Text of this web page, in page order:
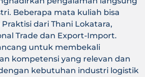
Beberapa mata kuliah bisa
dari Thani Lokatara,
Trade dan Export-Import.
untuk membekali
kompetensi yang relevan dan
kebutuhan industri logistik